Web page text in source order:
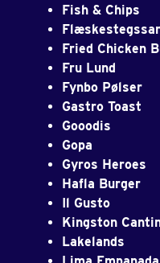
Fish & Chips
Fried Chicken
Fru Lund
Fynbo Pølser
Gastro Toast
Gooodis
Gopa
Gyros Heroes
Hafla Burger
Il Gusto
Kingston
Lakelands